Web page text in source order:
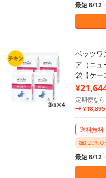
最短 8/12
ベッツワ
ア（ニュ
袋【ケー
定期便な
¥18,895
送料無料
最短 8/12